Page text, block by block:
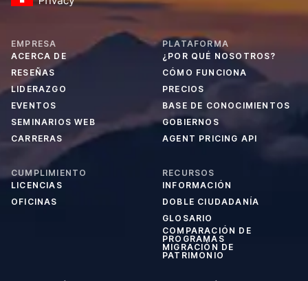
EMPRESA
ACERCA DE
RESEÑAS
LIDERAZGO
EVENTOS
SEMINARIOS WEB
CARRERAS
PLATAFORMA
¿POR QUÉ NOSOTROS?
CÓMO FUNCIONA
PRECIOS
BASE DE CONOCIMIENTOS
GOBIERNOS
AGENT PRICING API
CUMPLIMIENTO
LICENCIAS
OFICINAS
RECURSOS
INFORMACIÓN
DOBLE CIUDADANÍA
GLOSARIO
COMPARACIÓN DE
PROGRAMAS
MIGRACIÓN DE
PATRIMONIO